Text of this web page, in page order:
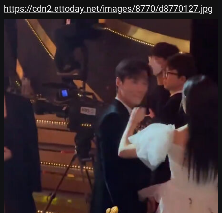
https://cdn2.ettoday.net/images/8770/d8770127.jpg